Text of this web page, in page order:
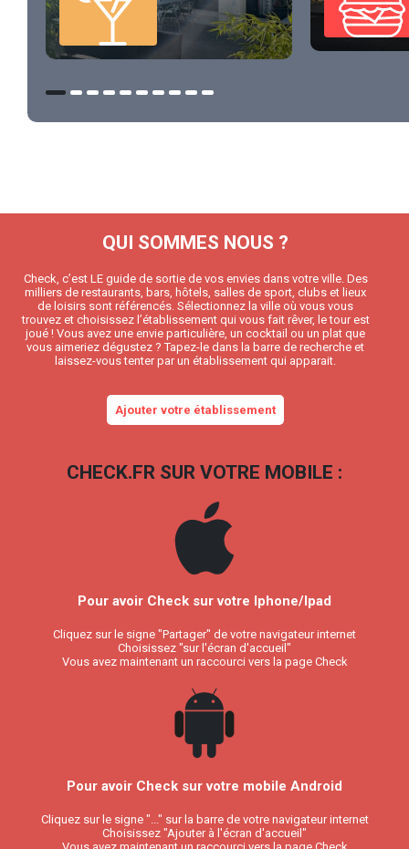
QUI SOMMES NOUS ?
Check, c’est LE guide de sortie de vos envies dans votre ville. Des
milliers de restaurants, bars, hôtels, salles de sport, clubs et lieux
de loisirs sont référencés. Sélectionnez la ville où vous vous
trouvez et choisissez l’établissement qui vous fait rêver, le tour est
joué ! Vous avez une envie particulière, un cocktail ou un plat que
vous aimeriez dégustez ? Tapez-le dans la barre de recherche et
laissez-vous tenter par un établissement qui apparait.
Ajouter votre établissement
CHECK.FR SUR VOTRE MOBILE :
Pour avoir Check sur votre Iphone/Ipad
Cliquez sur le signe "Partager" de votre navigateur internet
Choisissez "sur l'écran d'accueil"
Vous avez maintenant un raccourci vers la page Check
Pour avoir Check sur votre mobile Android
Cliquez sur le signe "..." sur la barre de votre navigateur internet
Choisissez "Ajouter à l'écran d'accueil"